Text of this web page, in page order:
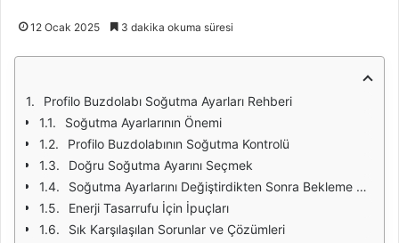
12 Ocak 2025 3 dakika okuma süresi
Profilo Buzdolabı Soğutma Ayarları Rehberi
Soğutma Ayarlarının Önemi
Profilo Buzdolabının Soğutma Kontrolü
Doğru Soğutma Ayarını Seçmek
Soğutma Ayarlarını Değiştirdikten Sonra Bekleme Süresi
Enerji Tasarrufu İçin İpuçları
Sık Karşılaşılan Sorunlar ve Çözümleri